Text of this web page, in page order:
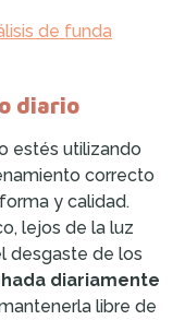
de funda
diario
estés utilizando
correcto
y calidad.
lejos de la luz
desgaste de los
diariamente
libre de